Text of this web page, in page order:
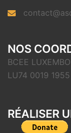
NOS
BCEE
LU74 0019
RÉALISER